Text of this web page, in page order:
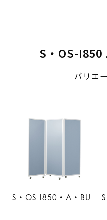
S・OS-I850
バリエ
S・OS-I850・A・BU